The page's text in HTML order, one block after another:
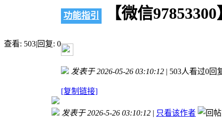
查看: 503|回复: 0
功能指引 【微信
发表于 2026-05-26 03:10:12 | 503人看过0回
[复制链接]
发表于 2026-5-26 03:10:12 | 只看该作者